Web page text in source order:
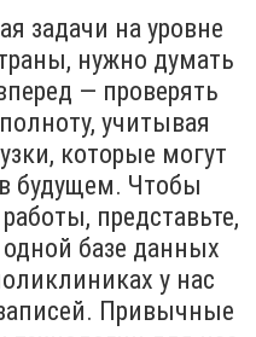
задачи на уровне
нужно думать
— проверять
учитывая
которые могут
будущем. Чтобы
представьте,
базе данных
у нас
Привычные